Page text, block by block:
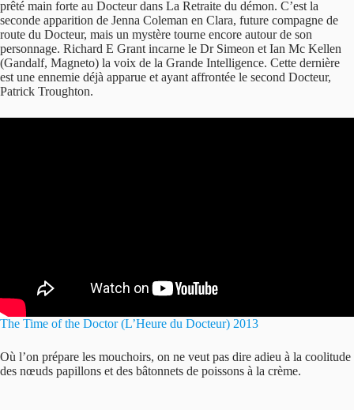
prêté main forte au Docteur dans La Retraite du démon. C’est la
seconde apparition de Jenna Coleman en Clara, future compagne de
route du Docteur, mais un mystère tourne encore autour de son
personnage. Richard E Grant incarne le Dr Simeon et Ian Mc Kellen
(Gandalf, Magneto) la voix de la Grande Intelligence. Cette dernière
est une ennemie déjà apparue et ayant affrontée le second Docteur,
Patrick Troughton.
The Time of the Doctor (L’Heure du Docteur) 2013
Où l’on prépare les mouchoirs, on ne veut pas dire adieu à la coolitude
des nœuds papillons et des bâtonnets de poissons à la crème.